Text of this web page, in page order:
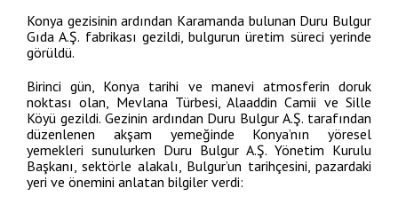
Konya gezisinin ardından Karamanda bulunan Duru Bulgur
Gıda A.Ş. fabrikası gezildi, bulgurun üretim süreci yerinde
görüldü.
Birinci gün, Konya tarihi ve manevi atmosferin doruk
noktası olan, Mevlana Türbesi, Alaaddin Camii ve Sille
Köyü gezildi. Gezinin ardından Duru Bulgur A.Ş. tarafından
düzenlenen akşam yemeğinde Konya’nın yöresel
yemekleri sunulurken Duru Bulgur A.Ş. Yönetim Kurulu
Başkanı, sektörle alakalı, Bulgur’un tarihçesini, pazardaki
yeri ve önemini anlatan bilgiler verdi: